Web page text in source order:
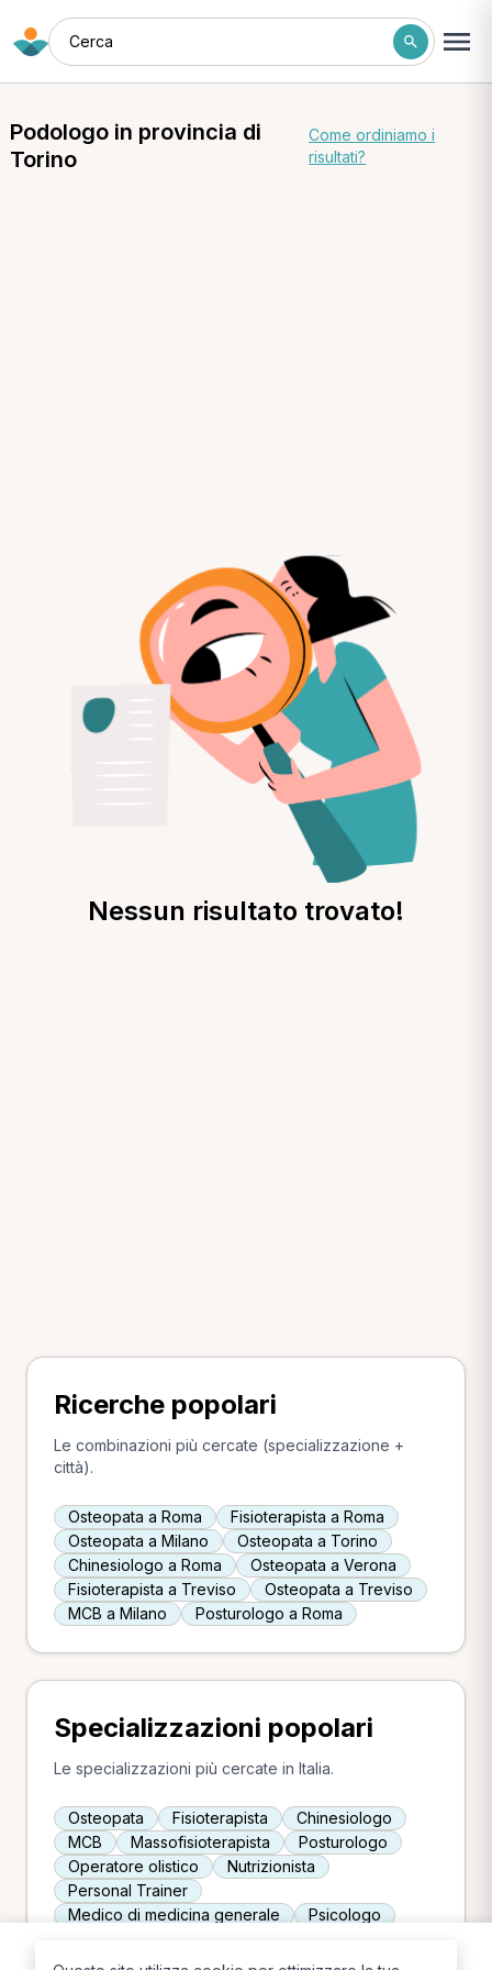
Cerca
Podologo in provincia di
Torino
Come ordiniamo i
risultati?
Nessun risultato trovato!
Ricerche popolari
Le combinazioni più cercate (specializzazione +
città).
Osteopata a Roma
Fisioterapista a Roma
Osteopata a Milano
Osteopata a Torino
Chinesiologo a Roma
Osteopata a Verona
Fisioterapista a Treviso
Osteopata a Treviso
MCB a Milano
Posturologo a Roma
Specializzazioni popolari
Le specializzazioni più cercate in Italia.
Osteopata Fisioterapista
Chinesiologo
MCB
Massofisioterapista
Posturologo
Operatore olistico
Nutrizionista
Personal Trainer
Medico di medicina generale
Psicologo
Chiropratico
Podologo
Agopuntore